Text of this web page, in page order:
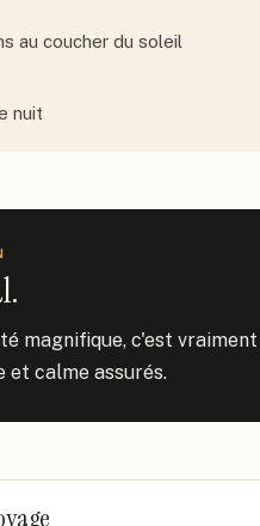
au coucher du soleil
nuit
magnifique, c'est
et calme assurés.